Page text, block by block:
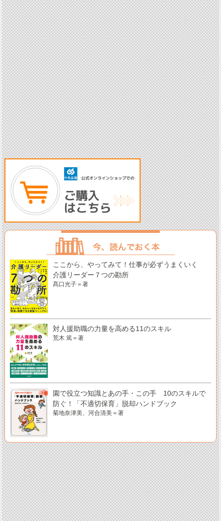
ここから、やってみて！仕事が必ずうまくいく
介護リーダー７つの勘所
髙口光子＝著
対人援助職の力量を高める11のスキル
荒木 篤＝著
園で役立つ知識とあの手・この手 10のスキルで
防ぐ！「不適切保育」脱却ハンドブック
菊地奈津美、河合清美＝著